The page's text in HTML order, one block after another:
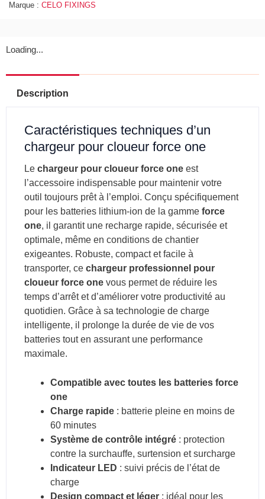
Marque : CELO FIXINGS
Loading...
Description
Caractéristiques techniques d’un
chargeur pour cloueur force one
Le chargeur pour cloueur force one est
l’accessoire indispensable pour maintenir votre
outil toujours prêt à l’emploi. Conçu spécifiquement
pour les batteries lithium-ion de la gamme force
one, il garantit une recharge rapide, sécurisée et
optimale, même en conditions de chantier
exigeantes. Robuste, compact et facile à
transporter, ce chargeur professionnel pour
cloueur force one vous permet de réduire les
temps d’arrêt et d’améliorer votre productivité au
quotidien. Grâce à sa technologie de charge
intelligente, il prolonge la durée de vie de vos
batteries tout en assurant une performance
maximale.
Compatible avec toutes les batteries force
one
Charge rapide: batterie pleine en moins de
60 minutes
Système de contrôle intégré: protection
contre la surchauffe, surtension et surcharge
Indicateur LED : suivi précis de l’état de
charge
Design compact et léger: idéal pour les